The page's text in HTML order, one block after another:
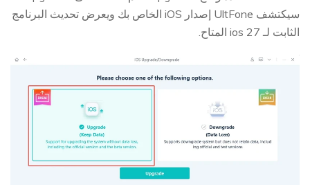
سيكتشف UltFone إصدار iOS الخاص بك ويعرض تحديث البرنامج
الثابت لـ ios 27 المتاح.